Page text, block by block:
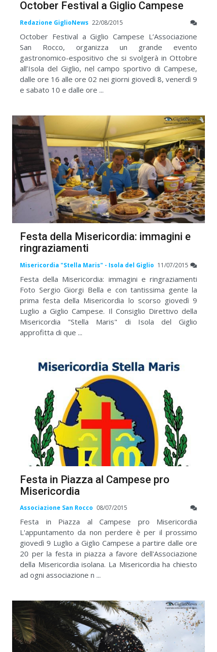
October Festival a Giglio Campese
Redazione GiglioNews 22/08/2015
October Festival a Giglio Campese L’Associazione
San Rocco, organizza un grande evento
gastronomico-espositivo che si svolgerà in Ottobre
all’Isola del Giglio, nel campo sportivo di Campese,
dalle ore 16 alle ore 02 nei giorni giovedì 8, venerdì 9
e sabato 10 e dalle ore ...
Festa della Misericordia: immagini e
ringraziamenti
Misericordia "Stella Maris" - Isola del Giglio 11/07/2015
Festa della Misericordia: immagini e ringraziamenti
Foto Sergio Giorgi Bella e con tantissima gente la
prima festa della Misericordia lo scorso giovedì 9
Luglio a Giglio Campese. Il Consiglio Direttivo della
Misericordia "Stella Maris" di Isola del Giglio
approfitta di que ...
Festa in Piazza al Campese pro
Misericordia
Associazione San Rocco 08/07/2015
Festa in Piazza al Campese pro Misericordia
L'appuntamento da non perdere è per il prossimo
giovedì 9 Luglio a Giglio Campese a partire dalle ore
20 per la festa in piazza a favore dell'Associazione
della Misericordia isolana. La Misericordia ha chiesto
ad ogni associazione n ...